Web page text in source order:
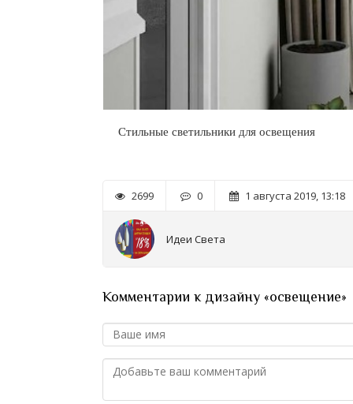
Стильные светильники для освещения
2699 0 1 августа 2019, 13:18
Идеи Света
Комментарии к дизайну «освещение»